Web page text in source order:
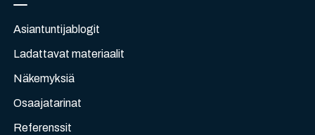
Asiantuntijablogit
Ladattavat materiaalit
Näkemyksiä
Osaajatarinat
Referenssit